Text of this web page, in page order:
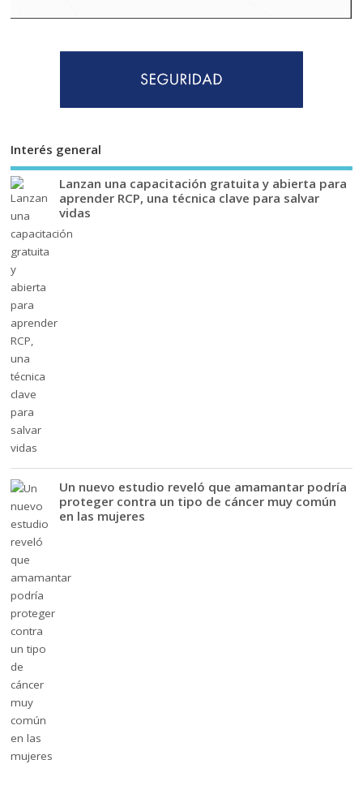
Interés general
Lanzan una capacitación gratuita y abierta para
aprender RCP, una técnica clave para salvar
vidas
Un nuevo estudio reveló que amamantar podría
proteger contra un tipo de cáncer muy común
en las mujeres